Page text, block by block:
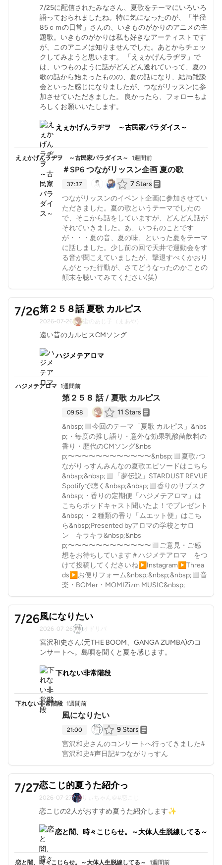
7/25に配信されたみなさん、夏歌をテーマにいろいろ
語っておられましたね。特に気になったのが、「半径
85ｃｍの日常」さんの、いきものがかりのアニメの主
題歌。いきものがかりは私も好きなアーティストです
が、このアニメは知りませんでした。あとからチェッ
クしてみようと思います。 「えぇかげんラヂヲ」で
は、いつものように話がどんどん逸れていって、夏の
歌の話から始まったものの、夏の話になり、結局雑談
会といった感じになりましたが、つながリッスンに参
加させていただきました。 良かったら、フォローもよ
ろしくお願いいたします。
えぇかげんラヂヲ ～古民家パラダイス～
えぇかげんラヂヲ ～古民家パラダイス～ 1週間前
＃SP6 つながリッスン企画 夏の歌
37:37 7 Stars
つながリッスンのイベント企画に参加させてい
ただきました。夏の歌というテーマでしたの
で、そこから話をしていますが、どんどん話が
それていきました。あ、いつものことです
が・・・夏の音、夏の味、といった夏をテーマ
に話しました。少し前の回で天井で運動会をす
る音が聞こえていましたが、撃退すべくかおり
んがとった行動が、さてどうなったのかことの
顛末を聴いてみてください(笑)
7/26第２５８話 夏歌 カルピス
2026-07-26 蜜のあじ子（まあや）
遠い昔のカルピスCMソング
ハジメテアロマ
ハジメテアロマ 1週間前
第２５８ 話 / 夏歌 カルピス
09:58 11 Stars
&nbsp;◻︎今回のテーマ「夏歌 カルピス」&nbs
p;・毎度の推し語り・意外な効果乳酸菌飲料の
香り・歴代のCMソング&nbs
p;〜〜〜〜〜〜〜〜〜〜〜〜&nbsp;◻︎夏歌♪つ
ながりっすんみんなの夏歌エピソードはこちら
&nbsp;&nbsp;◻︎「夢伝説」STARDUST REVUE
Spotifyで聴く&nbsp;&nbsp;◻︎香りのサブスク
&nbsp;・香りの定期便「ハジメテアロマ」は
こちらポッドキャスト聞いたよ！でプレゼント
&nbsp;・２種類の香り「ムエット便」はこち
ら&nbsp;Presented byアロマの学校とサロ
ン キラキラ&nbsp;&nbs
p;〜〜〜〜〜〜〜〜〜〜〜〜◻︎ご意見・ご感
想をお待ちしています＃ハジメテアロマ をつ
けて投稿してくださいね▶︎Instagram▶︎Threa
ds▶︎お便りフォーム&nbsp;&nbsp;&nbsp;◻︎音
楽・BGMer・MOMIZizm MUSIC&nbsp;
7/26風になりたい
2026-07-26 オドリバ
宮沢和史さん(元THE BOOM、GANGA ZUMBA)のコ
ンサートへ。島唄を聞くと夏を感じます。
下れない非常階段
下れない非常階段 1週間前
風になりたい
21:00 9 Stars
宮沢和史さんのコンサートへ行ってきました#
宮沢和史#声日記#つながりっすん
7/27恋こじ的夏うた紹介っ
2026-07-27 りぃちゃん＠#恋こじ
恋こじの2人がおすすめ夏うた紹介します✨
恋と闇、時々こじらせ。～大体人生脱線してる～
恋と闇、時々こじらせ。～大体人生脱線してる～ 1週間前